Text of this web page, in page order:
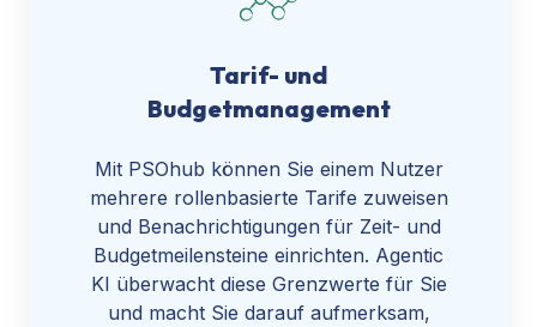
Tarif- und
Budgetmanagement
Mit PSOhub können Sie einem Nutzer
mehrere rollenbasierte Tarife zuweisen
und Benachrichtigungen für Zeit- und
Budgetmeilensteine einrichten. Agentic
KI überwacht diese Grenzwerte für Sie
und macht Sie darauf aufmerksam,